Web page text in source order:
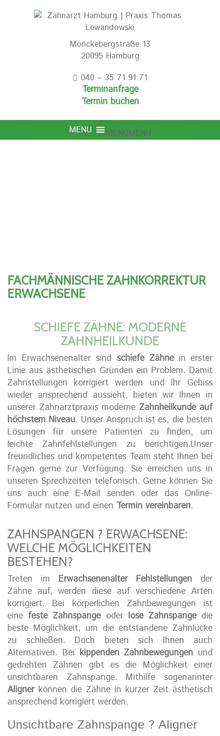
Mönckebergstraße 13
20095 Hamburg
040 – 35 71 91 71
Terminanfrage
Termin buchen
MENUMENU
FACHMÄNNISCHE ZAHNKORREKTUR
ERWACHSENE
SCHIEFE ZÄHNE: MODERNE
ZAHNHEILKUNDE
Im Erwachsenenalter sind schiefe Zähnein erster
Linie aus ästhetischen Gründen ein Problem. Damit
Zahnstellungen korrigiert werden und Ihr Gebiss
wieder ansprechend aussieht, bieten wir Ihnen in
unserer Zahnarztpraxis moderne Zahnheilkunde auf
höchstem Niveau. Unser Anspruch ist es, die besten
Lösungen für unsere Patienten zu finden, um
leichte Zahnfehlstellungen zu berichtigen.Unser
freundliches und kompetentes Team steht Ihnen bei
Fragen gerne zur Verfügung. Sie erreichen uns in
unseren Sprechzeiten telefonisch. Gerne können Sie
uns auch eine E-Mail senden oder das Online-
Formular nutzen und einen Termin vereinbaren.
ZAHNSPANGEN ? ERWACHSENE:
WELCHE MÖGLICHKEITEN
BESTEHEN?
Treten im Erwachsenenalter Fehlstellungen der
Zähne auf, werden diese auf verschiedene Arten
korrigiert. Bei körperlichen Zahnbewegungen ist
eine feste Zahnspangeoder lose Zahnspangedie
beste Möglichkeit, um die entstandene Zahnlücke
zu schließen. Doch bieten sich Ihnen auch
Alternativen. Bei kippenden Zahnbewegungen und
gedrehten Zähnen gibt es die Möglichkeit einer
unsichtbaren Zahnspange. Mithilfe sogenannter
Alignerkönnen die Zähne in kurzer Zeit ästhetisch
ansprechend korrigiert werden.
Unsichtbare Zahnspange ? Aligner